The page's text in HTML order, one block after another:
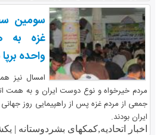
سومین
غزه به
واحده
امسال نیز
مردم خیرخواه و نوع دوست ایران و به همت
جمعی از مردم غزه پس از راهپیمایی روز
ایران بودند.
اخبار اتحادیه,کمکهای بشردوستانه | یکشنبه